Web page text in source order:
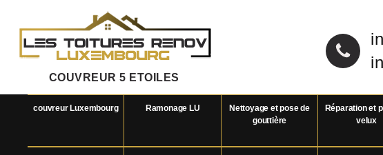
COUVREUR 5 ETOILES
couvreur Luxembourg Ramonage LU
Nettoyage et pose de
gouttière
Réparation et
velux